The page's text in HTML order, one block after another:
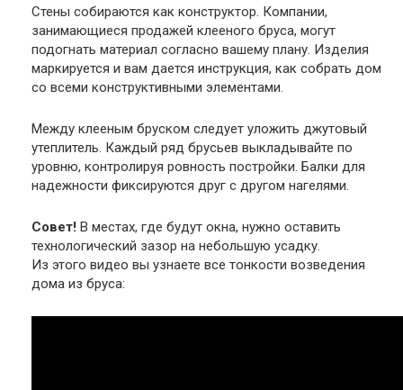
Стены собираются как конструктор. Компании,
занимающиеся продажей клееного бруса, могут
подогнать материал согласно вашему плану. Изделия
маркируется и вам дается инструкция, как собрать дом
со всеми конструктивными элементами.
Между клееным бруском следует уложить джутовый
утеплитель. Каждый ряд брусьев выкладывайте по
уровню, контролируя ровность постройки. Балки для
надежности фиксируются друг с другом нагелями.
Совет! В местах, где будут окна, нужно оставить
технологический зазор на небольшую усадку.
Из этого видео вы узнаете все тонкости возведения
дома из бруса: